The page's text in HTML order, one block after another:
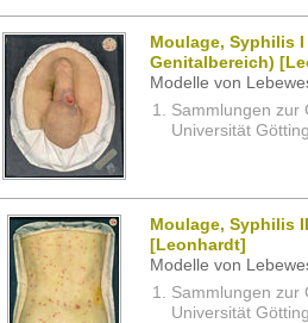
Moulage, Syphilis
Genitalbereich)
Modelle von
Sammlungen zur
Universität
Moulage, Syphilis
[Leonhardt]
Modelle von
Sammlungen zur
Universität